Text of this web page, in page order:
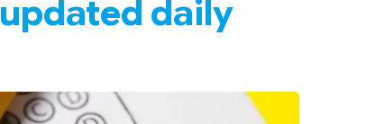
updated daily